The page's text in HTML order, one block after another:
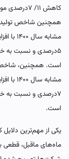
کاهش ۱۱/ ۷درصدی مواجه شده است.
همچنین شاخص تولید
است. همچنین، شاخص
است.
یکی از مهم‌ترین
ماه‌‌‌های ماقبل، قطعی